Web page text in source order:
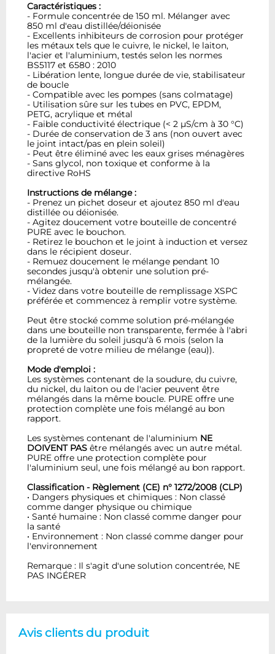
Caractéristiques :
- Formule concentrée de 150 ml. Mélanger avec
850 ml d'eau distillée/déionisée
- Excellents inhibiteurs de corrosion pour protéger
les métaux tels que le cuivre, le nickel, le laiton,
l'acier et l'aluminium, testés selon les normes
BS5117 et 6580 : 2010
- Libération lente, longue durée de vie, stabilisateur
de boucle
- Compatible avec les pompes (sans colmatage)
- Utilisation sûre sur les tubes en PVC, EPDM,
PETG, acrylique et métal
- Faible conductivité électrique (< 2 µS/cm à 30 °C)
- Durée de conservation de 3 ans (non ouvert avec
le joint intact/pas en plein soleil)
- Peut être éliminé avec les eaux grises ménagères
- Sans glycol, non toxique et conforme à la
directive RoHS
Instructions de mélange :
- Prenez un pichet doseur et ajoutez 850 ml d'eau
distillée ou déionisée.
- Agitez doucement votre bouteille de concentré
PURE avec le bouchon.
- Retirez le bouchon et le joint à induction et versez
dans le récipient doseur.
- Remuez doucement le mélange pendant 10
secondes jusqu'à obtenir une solution pré-
mélangée.
- Videz dans votre bouteille de remplissage XSPC
préférée et commencez à remplir votre système.
Peut être stocké comme solution pré-mélangée
dans une bouteille non transparente, fermée à l'abri
de la lumière du soleil jusqu'à 6 mois (selon la
propreté de votre milieu de mélange (eau)).
Mode d'emploi :
Les systèmes contenant de la soudure, du cuivre,
du nickel, du laiton ou de l'acier peuvent être
mélangés dans la même boucle. PURE offre une
protection complète une fois mélangé au bon
rapport.
Les systèmes contenant de l'aluminium NE
DOIVENT PAS être mélangés avec un autre métal.
PURE offre une protection complète pour
l'aluminium seul, une fois mélangé au bon rapport.
Classification - Règlement (CE) n° 1272/2008 (CLP)
• Dangers physiques et chimiques : Non classé
comme danger physique ou chimique
• Santé humaine : Non classé comme danger pour
la santé
• Environnement : Non classé comme danger pour
l'environnement
Remarque : Il s'agit d'une solution concentrée, NE
PAS INGÉRER
Avis clients du produit